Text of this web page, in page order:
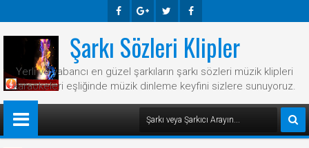
Ook E-
Plus
R Ook
Şarkı Sözleri Klipler
Yerli ve yabancı en güzel şarkıların şarkı sözleri müzik klipleri
karaokeleri eşliğinde müzik dinleme keyfini sizlere sunuyoruz.